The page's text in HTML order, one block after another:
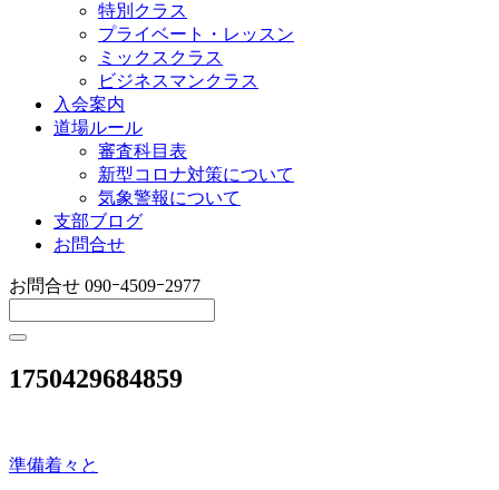
特別クラス
プライベート・レッスン
ミックスクラス
ビジネスマンクラス
入会案内
道場ルール
審査科目表
新型コロナ対策について
気象警報について
支部ブログ
お問合せ
お問合せ 090ｰ4509ｰ2977
1750429684859
投
準備着々と